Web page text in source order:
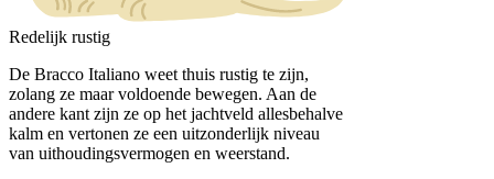
Redelijk rustig
De Bracco Italiano weet thuis rustig te zijn,
zolang ze maar voldoende bewegen. Aan de
andere kant zijn ze op het jachtveld allesbehalve
kalm en vertonen ze een uitzonderlijk niveau
van uithoudingsvermogen en weerstand.